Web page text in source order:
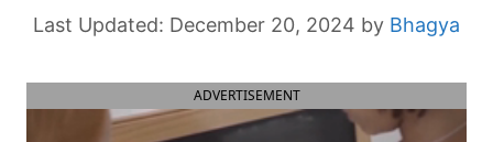
December 20, 2024 by Bhagya
ADVERTISEMENT